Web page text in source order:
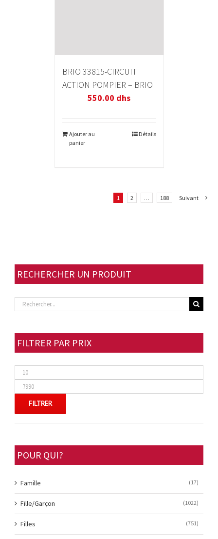
BRIO 33815-CIRCUIT
ACTION POMPIER – BRIO
550.00 dhs
Ajouter au
panier
Détails
1 2 … 188 Suivant
RECHERCHER UN PRODUIT
Rechercher
FILTRER PAR PRIX
FILTRER
POUR QUI?
Famille (17)
Fille/Garçon (1022)
Filles (751)